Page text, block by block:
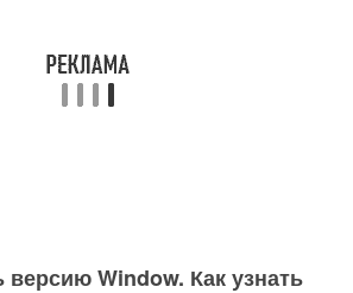
версию Window. Как узнать